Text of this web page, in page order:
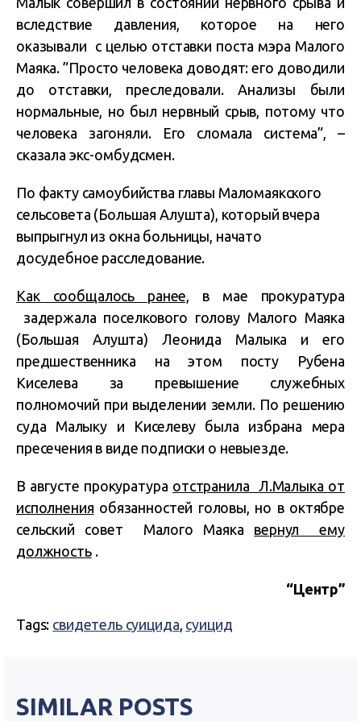
вследствие давления, которое на него
оказывали с целью отставки поста мэра Малого
Маяка. ”Просто человека доводят: его доводили
до отставки, преследовали. Анализы были
нормальные, но был нервный срыв, потому что
человека загоняли. Его сломала система”, –
сказала экс-омбудсмен.
По факту самоубийства главы Маломаякского
сельсовета (Большая Алушта), который вчера
выпрыгнул из окна больницы, начато
досудебное расследование.
Как сообщалось ранее, в мае прокуратура
задержала поселкового голову Малого Маяка
(Большая Алушта) Леонида Малыка и его
предшественника на этом посту Рубена
Киселева за превышение служебных
полномочий при выделении земли. По решению
суда Малыку и Киселеву была избрана мера
пресечения в виде подписки о невыезде.
В августе прокуратура отстранила Л.Малыка от
исполнения обязанностей головы, но в октябре
сельский совет Малого Маяка вернул ему
должность.
“Центр”
Tags: свидетель суицида, суицид
SIMILAR POSTS